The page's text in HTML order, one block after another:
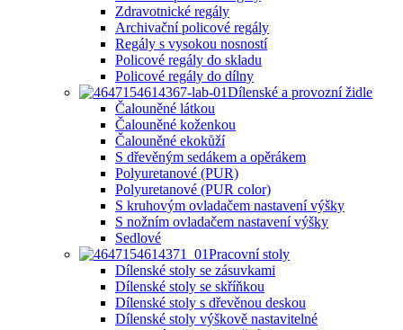
Zdravotnické regály
Archivační policové regály
Regály s vysokou nosností
Policové regály do skladu
Policové regály do dílny
Dílenské a provozní židle
Čalouněné látkou
Čalouněné koženkou
Čalouněné ekokůží
S dřevěným sedákem a opěrákem
Polyuretanové (PUR)
Polyuretanové (PUR color)
S kruhovým ovladačem nastavení výšky
S nožním ovladačem nastavení výšky
Sedlové
Pracovní stoly
Dílenské stoly se zásuvkami
Dílenské stoly se skříňkou
Dílenské stoly s dřevěnou deskou
Dílenské stoly výškově nastavitelné